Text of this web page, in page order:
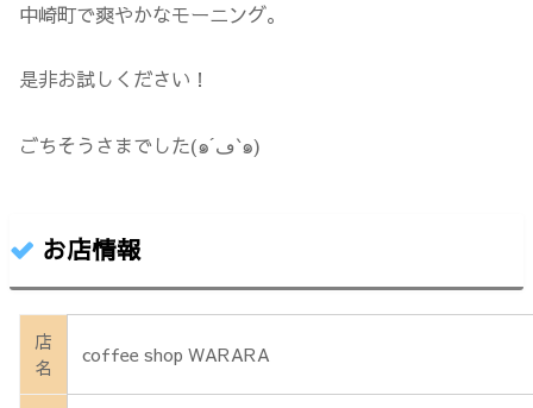
中崎町で爽やかなモーニング。
是非お試しください！
ごちそうさまでした(๑´ڡ`๑)
お店情報
店
名
coffee shop WARARA